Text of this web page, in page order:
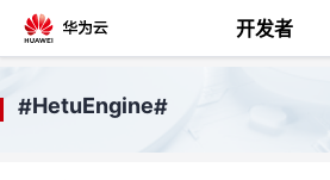
开发者
回
#HetuEngine#